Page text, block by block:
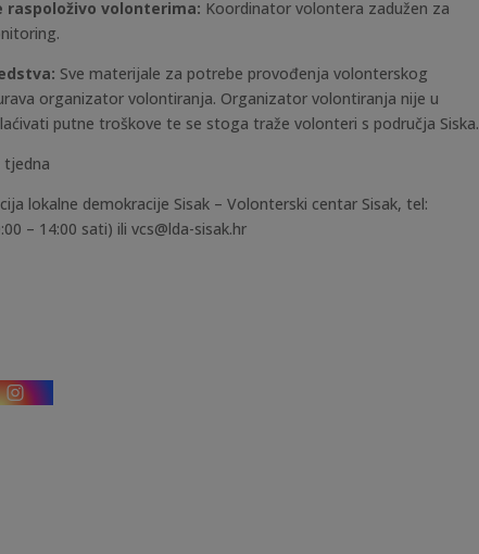
raspoloživo volonterima: Koordinator volontera zadužen za
Sve materijale za potrebe provođenja volonterskog
organizator volontiranja. Organizator volontiranja nije u
putne troškove te se stoga traže volonteri s područja Siska.
tjedna
lokalne demokracije Sisak – Volonterski centar Sisak, tel:
– 14:00 sati) ili vcs@lda-sisak.hr